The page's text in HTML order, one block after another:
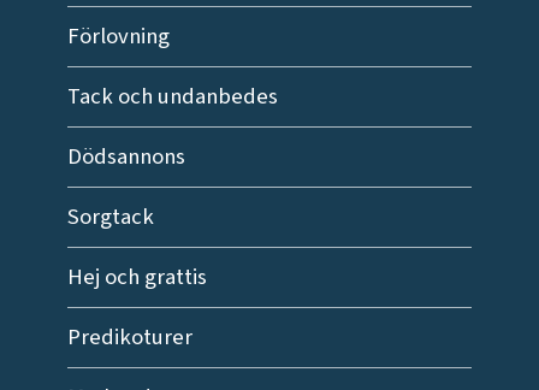
Förlovning
Tack och undanbedes
Dödsannons
Sorgtack
Hej och grattis
Predikoturer